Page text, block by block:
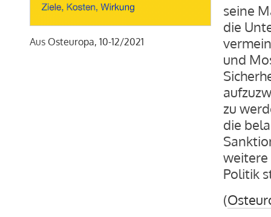
Aus Osteuropa, 10-12/2021
seine
die
und
zu
die
weitere
Politik
(